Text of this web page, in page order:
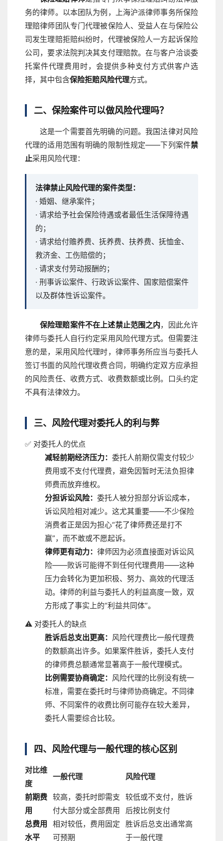
务的律师。以本团队为例，上海沪派律师事务所保险
理赔律师团队专门代理被保险人、受益人在与保险公
司发生理赔拒赔纠纷时，代理被保险人一方起诉保险
公司，要求法院判决其支付理赔款。在与客户洽谈委
托案件代理费用时，会提供多种支付方式供客户选
择，其中包含保险拒赔风险代理方式。
二、保险案件可以做风险代理吗？
这是一个需要首先明确的问题。我国法律对风险
代理的适用范围有明确的限制性规定——下列案件禁
止采用风险代理：
法律禁止风险代理的案件类型：
· 婚姻、继承案件；
· 请求给予社会保险待遇或者最低生活保障待遇
的；
· 请求给付赡养费、抚养费、扶养费、抚恤金、
救济金、工伤赔偿的；
· 请求支付劳动报酬的；
· 刑事诉讼案件、行政诉讼案件、国家赔偿案件
以及群体性诉讼案件。
保险理赔案件不在上述禁止范围之内，因此允许
律师与委托人自行约定采用风险代理方式。但需要注
意的是，采用风险代理时，律师事务所应当与委托人
签订书面的风险代理收费合同，明确约定双方应承担
的风险责任、收费方式、收费数额或比例。口头约定
不具有法律效力。
三、风险代理对委托人的利与弊
✅ 对委托人的优点
减轻前期经济压力： 委托人前期仅需支付较少
费用或不支付代理费，避免因暂时无法负担律
师费而放弃维权。
分担诉讼风险： 委托人被分担部分诉讼成本，
诉讼风险相对减少。这尤其重要——不少保险
消费者正是因为担心“花了律师费还是打不
赢”，而不敢或不愿起诉。
律师更有动力： 律师因为必须直接面对诉讼风
险——败诉可能得不到任何代理费用——这种
压力会转化为更加积极、努力、高效的代理活
动。律师的利益与委托人的利益高度一致，双
方形成了事实上的“利益共同体”。
⚠️ 对委托人的缺点
胜诉后总支出更高： 风险代理费比一般代理费
的数额高出许多。如果案件胜诉，委托人支付
的律师费总额通常显著高于一般代理模式。
比例需要协商确定： 风险代理的比例没有统一
标准，需要在委托时与律师协商确定。不同律
师、不同案件的收费比例可能存在较大差异，
委托人需要综合比较。
四、风险代理与一般代理的核心区别
对比维
度
一般代理 风险代理
前期费
用
较高，委托时即需支
付大部分或全部费用
较低或不支付，胜诉
后按比例支付
总费用
水平
相对较低，费用固定
可预期
胜诉后总支出通常高
于一般代理